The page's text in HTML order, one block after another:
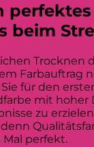
perfektes
beim
Trocknen
Farbauftrag
für den
mit hoher
zu
perfekt.